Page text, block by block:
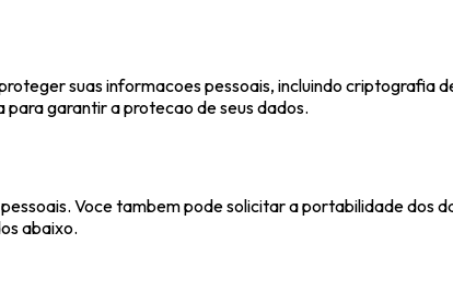
suas informacoes pessoais, incluindo criptografia
garantir a protecao de seus dados.
Voce tambem pode solicitar a portabilidade dos
abaixo.